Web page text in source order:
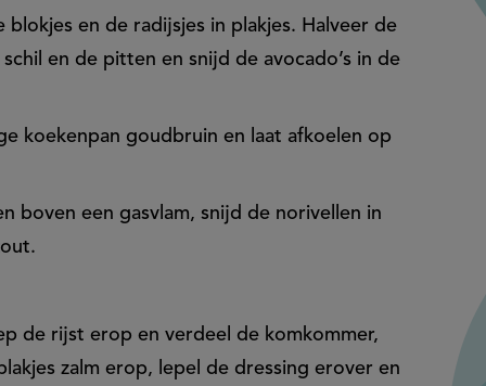
en de radijsjes in plakjes. Halveer de
en de pitten en snijd de avocado’s in de
koekenpan goudbruin en laat afkoelen op
boven een gasvlam, snijd de norivellen in
de rijst erop en verdeel de komkommer,
zalm erop, lepel de dressing erover en